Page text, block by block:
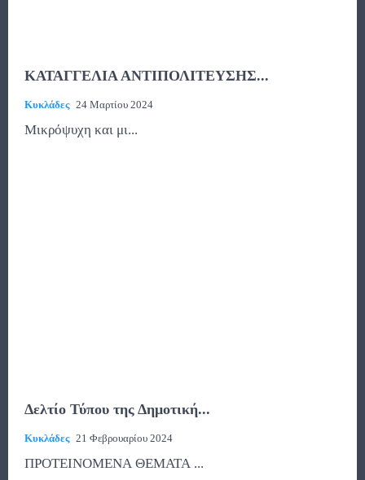
ΚΑΤΑΓΓΕΛΙΑ ΑΝΤΙΠΟΛΙΤΕΥΣΗΣ...
Κυκλάδες 24 Μαρτίου 2024
Μικρόψυχη και μι...
Δελτίο Τύπου της Δημοτική...
Κυκλάδες 21 Φεβρουαρίου 2024
ΠΡΟΤΕΙΝΟΜΕΝΑ ΘΕΜΑΤΑ ...